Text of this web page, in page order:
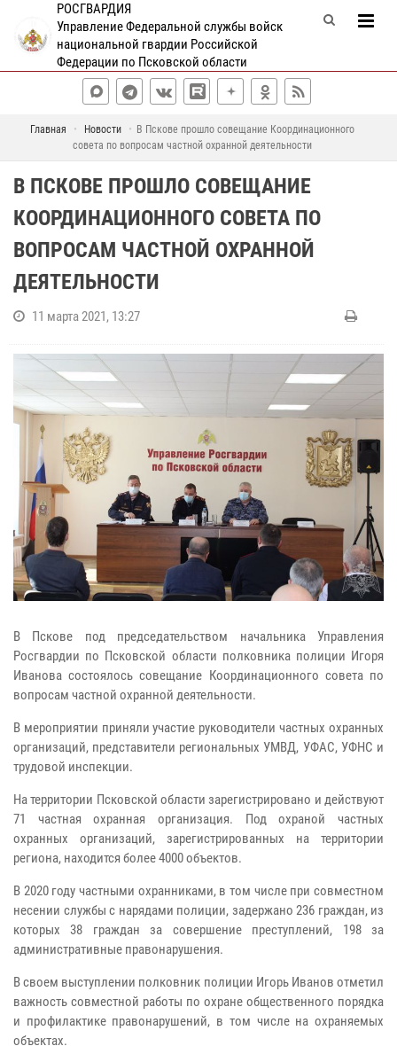
РОСГВАРДИЯ
Управление Федеральной службы войск
национальной гвардии Российской
Федерации по Псковской области
Главная Новости
В Пскове прошло совещание Координационного
совета по вопросам частной охранной деятельности
В ПСКОВЕ ПРОШЛО СОВЕЩАНИЕ
КООРДИНАЦИОННОГО СОВЕТА ПО
ВОПРОСАМ ЧАСТНОЙ ОХРАННОЙ
ДЕЯТЕЛЬНОСТИ
11 марта 2021, 13:27
В Пскове под председательством начальника Управления
Росгвардии по Псковской области полковника полиции Игоря
Иванова состоялось совещание Координационного совета по
вопросам частной охранной деятельности.
В мероприятии приняли участие руководители частных охранных
организаций, представители региональных УМВД, УФАС, УФНС и
трудовой инспекции.
На территории Псковской области зарегистрировано и действуют
71 частная охранная организация. Под охраной частных
охранных организаций, зарегистрированных на территории
региона, находится более 4000 объектов.
В 2020 году частными охранниками, в том числе при совместном
несении службы с нарядами полиции, задержано 236 граждан, из
которых 38 граждан за совершение преступлений, 198 за
административные правонарушения.
В своем выступлении полковник полиции Игорь Иванов отметил
важность совместной работы по охране общественного порядка
и профилактике правонарушений, в том числе на охраняемых
объектах.